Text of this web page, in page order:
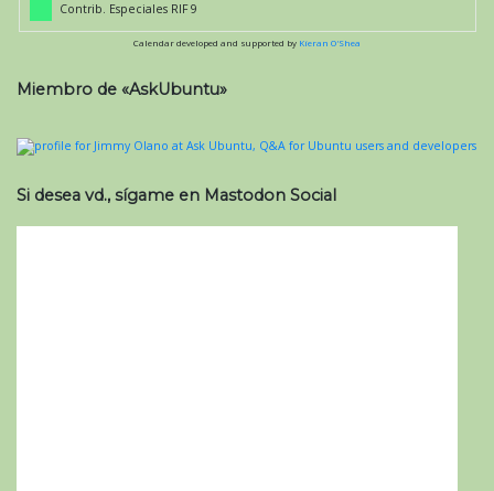
Contrib. Especiales RIF 9
Calendar developed and supported by Kieran O'Shea
Miembro de «AskUbuntu»
Si desea vd., sígame en Mastodon Social